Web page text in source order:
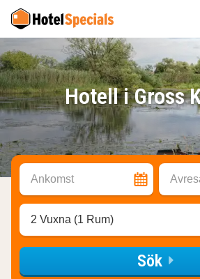
Hotell i Gross
Ankomst
2 Vuxna (1 Rum)
Sök